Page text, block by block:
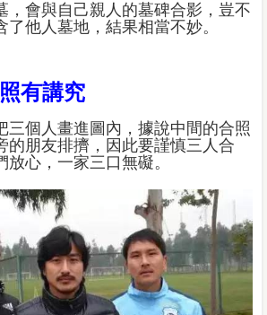
，會與自己親人的墓碑合影，豈不
了他人墓地，結果相當不妙。
有講究
三個人畫進圖內，據說中間的合照
的朋友排擠，因此要謹慎三人合
放心，一家三口無礙。